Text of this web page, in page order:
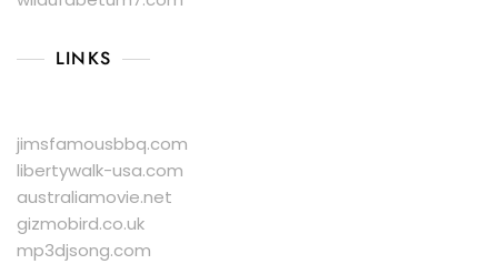
LINKS
jimsfamousbbq.com
libertywalk-usa.com
australiamovie.net
gizmobird.co.uk
mp3djsong.com